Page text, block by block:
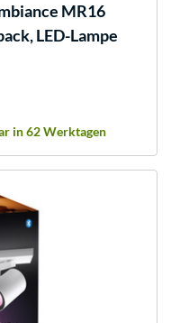
MR16
LED-Lampe
in 62 Werktagen